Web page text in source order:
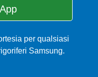
per qualsiasi
Samsung.